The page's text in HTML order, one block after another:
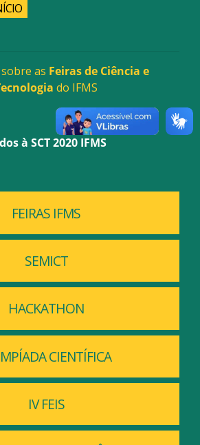
as Feiras de Ciência e
do IFMS
à SCT 2020 IFMS
FEIRAS IFMS
SEMICT
HACKATHON
CIENTÍFICA
IV FEIS